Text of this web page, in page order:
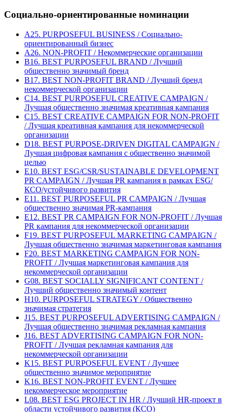
Социально-ориентированные номинации
A25. PURPOSEFUL BUSINESS / Социально-
ориентированный бизнес
A26. NON-PROFIT / Некоммерческие организации
B16. BEST PURPOSEFUL BRAND / Лучший
общественно значимый бренд
B17. BEST NON-PROFIT BRAND / Лучший бренд
некоммерческой организации
C14. BEST PURPOSEFUL CREATIVE CAMPAIGN /
Лучшая общественно значимая креативная кампания
C15. BEST CREATIVE CAMPAIGN FOR NON-PROFIT
/ Лучшая креативная кампания для некоммерческой
организации
D18. BEST PURPOSE-DRIVEN DIGITAL CAMPAIGN /
Лучшая цифровая кампания с общественно значимой
целью
E10. BEST ESG/CSR/SUSTAINABLE DEVELOPMENT
PR CAMPAIGN / Лучшая PR кампания в рамках ESG/
КСО/устойчивого развития
E11. BEST PURPOSEFUL PR CAMPAIGN / Лучшая
общественно значимая PR-кампания
E12. BEST PR CAMPAIGN FOR NON-PROFIT / Лучшая
PR кампания для некоммерческой организации
F19. BEST PURPOSEFUL MARKETING CAMPAIGN /
Лучшая общественно значимая маркетинговая кампания
F20. BEST MARKETING CAMPAIGN FOR NON-
PROFIT / Лучшая маркетинговая кампания для
некоммерческой организации
G08. BEST SOCIALLY SIGNIFICANT CONTENT /
Лучший общественно значимый контент
H10. PURPOSEFUL STRATEGY / Общественно
значимая стратегия
J15. BEST PURPOSEFUL ADVERTISING CAMPAIGN /
Лучшая общественно значимая рекламная кампания
J16. BEST ADVERTISING CAMPAIGN FOR NON-
PROFIT / Лучшая рекламная кампания для
некоммерческой организации
K15. BEST PURPOSEFUL EVENT / Лучшее
общественно значимое мероприятие
K16. BEST NON-PROFIT EVENT / Лучшее
некоммерческое мероприятие
L08. BEST ESG PROJECT IN HR / Лучший HR-проект в
области устойчивого развития (КСО)